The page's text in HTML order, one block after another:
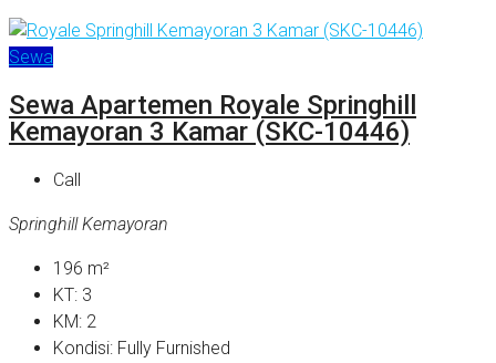
Sewa
Sewa Apartemen Royale Springhill
Kemayoran 3 Kamar (SKC-10446)
Call
Springhill Kemayoran
196 m²
KT: 3
KM: 2
Kondisi: Fully Furnished